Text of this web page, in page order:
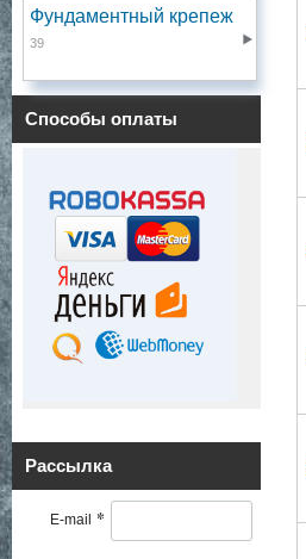
Фундаментный крепеж
39
Способы оплаты
Рассылка
E-mail *